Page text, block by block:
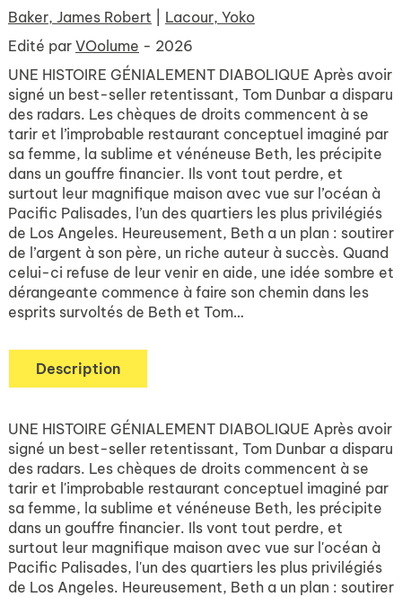
Baker, James Robert
Lacour, Yoko
Edité par VOolume - 2026
UNE HISTOIRE GÉNIALEMENT DIABOLIQUE Après avoir
signé un best-seller retentissant, Tom Dunbar a disparu
des radars. Les chèques de droits commencent à se
tarir et l’improbable restaurant conceptuel imaginé par
sa femme, la sublime et vénéneuse Beth, les précipite
dans un gouffre financier. Ils vont tout perdre, et
surtout leur magnifique maison avec vue sur l’océan à
Pacific Palisades, l’un des quartiers les plus privilégiés
de Los Angeles. Heureusement, Beth a un plan : soutirer
de l’argent à son père, un riche auteur à succès. Quand
celui-ci refuse de leur venir en aide, une idée sombre et
dérangeante commence à faire son chemin dans les
esprits survoltés de Beth et Tom…
Description
UNE HISTOIRE GÉNIALEMENT DIABOLIQUE Après avoir
signé un best-seller retentissant, Tom Dunbar a disparu
des radars. Les chèques de droits commencent à se
tarir et l'improbable restaurant conceptuel imaginé par
sa femme, la sublime et vénéneuse Beth, les précipite
dans un gouffre financier. Ils vont tout perdre, et
surtout leur magnifique maison avec vue sur l'océan à
Pacific Palisades, l'un des quartiers les plus privilégiés
de Los Angeles. Heureusement, Beth a un plan : soutirer